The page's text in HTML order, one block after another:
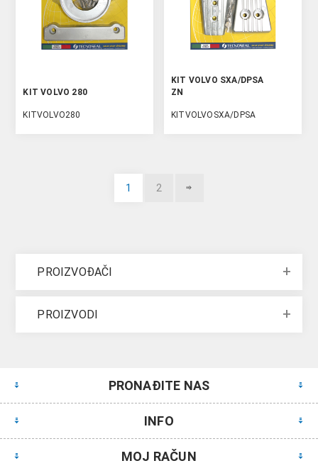
KIT VOLVO 280
KITVOLVO280
KIT VOLVO SXA/DPSA
ZN
KITVOLVOSXA/DPSA
1 2
PROIZVOĐAČI
PROIZVODI
PRONAĐITE NAS
INFO
MOJ RAČUN